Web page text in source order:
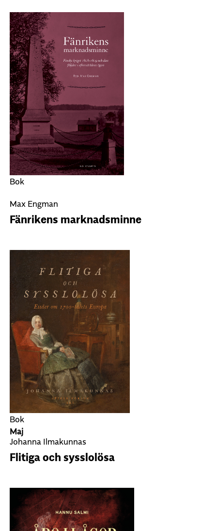
Bok
Max Engman
Fänrikens marknadsminne
Bok
Maj
Johanna Ilmakunnas
Flitiga och sysslolösa